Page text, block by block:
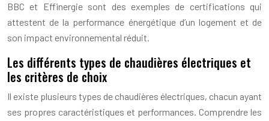
BBC et Effinergie sont des exemples de certifications qui
attestent de la performance énergétique d’un logement et de
son impact environnemental réduit.
Les différents types de chaudières électriques et
les critères de choix
Il existe plusieurs types de chaudières électriques, chacun ayant
ses propres caractéristiques et performances. Comprendre les